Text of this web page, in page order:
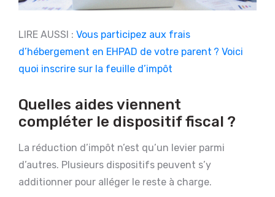
LIRE AUSSI : Vous participez aux frais
d’hébergement en EHPAD de votre parent ? Voici
quoi inscrire sur la feuille d’impôt
Quelles aides viennent
compléter le dispositif fiscal ?
La réduction d’impôt n’est qu’un levier parmi
d’autres. Plusieurs dispositifs peuvent s’y
additionner pour alléger le reste à charge.